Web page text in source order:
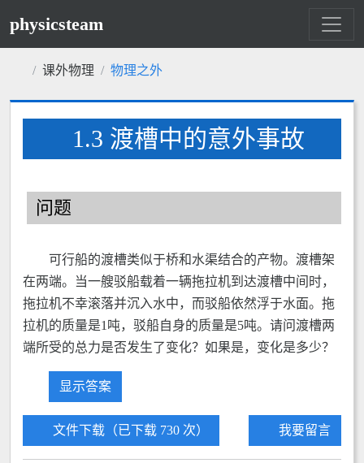
physicsteam
课外物理 物理之外
1.3 渡槽中的意外事故
问题
可行船的渡槽类似于桥和水渠结合的产物。渡槽架
在两端。当一艘驳船载着一辆拖拉机到达渡槽中间时，
拖拉机不幸滚落并沉入水中，而驳船依然浮于水面。拖
拉机的质量是1吨，驳船自身的质量是5吨。请问渡槽两
端所受的总力是否发生了变化？如果是，变化是多少？
显示答案
文件下载（已下载 730 次） 我要留言